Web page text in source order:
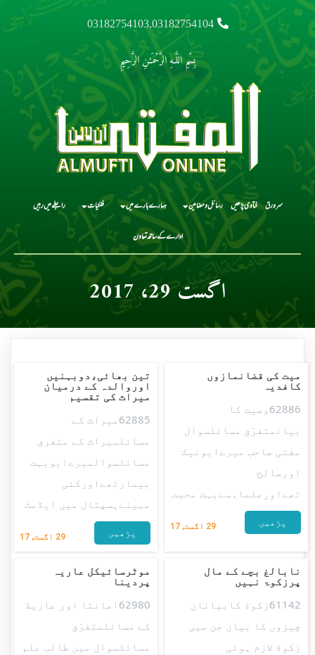
03182754103,03182754104
بِسْمِ اللَّـهِ الرَّحْمَـٰنِ الرَّحِيمِ
سرورق فتاوی پڑھیں رسائل و مضامین ہمارے بارے میں فلکیات رابطے میں رہیں
ادارے کے ساتھ تعاون
اگست 29، 2017
میت کی قضانمازوں
کافدیہ
29 اگست, 17
62886وصیت کا
بیانمتفرّق مسائلسوال
مفتی صاحب میرےابونیک
اورصالح
تھےاورعلماءسےبہت محبت
پڑھیں
تین بھائی،دوبہنیں
اوروالدہ کے درمیان
میراث کی تقسیم
29 اگست, 17
62885میراث کے
مسائلمیراث کے متفرق
مسائلسوالمیرےابوبہت
بیمارتھےاورکئی
مہینےہسپتال میں ایڈمٹ
پڑھیں
نابالغ بچے کے مال
پرزکوۃ نہیں
61142زکوة کابیانان
چیزوں کا بیان جن میں
زکوة لازم ہوتی
موٹرسائیکل عاریہ
پردینا
62980امانتا اور عاریة
کے مسائلمتفرّق
مسائلسوال میں طالب علم